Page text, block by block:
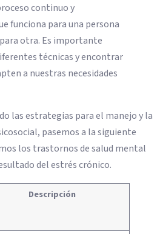
continuo y
funciona para una persona
otra. Es importante
técnicas y encontrar
a nuestras necesidades
las estrategias para el manejo y la
pasemos a la siguiente
los trastornos de salud mental
del estrés crónico.
Descripción